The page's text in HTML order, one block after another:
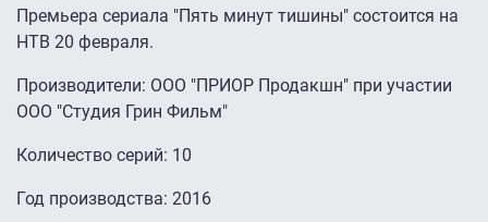
Премьера сериала "Пять минут тишины" состоится на
НТВ 20 февраля.
Производители: ООО "ПРИОР Продакшн" при участии
ООО "Студия Грин Фильм"
Количество серий: 10
Год производства: 2016